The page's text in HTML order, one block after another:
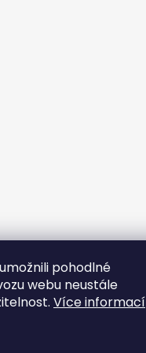
pohodlné
webu neustále
Více informací